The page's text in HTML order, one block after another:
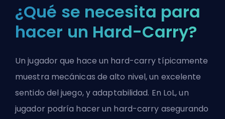
¿Qué se necesita para
hacer un Hard-Carry?
Un jugador que hace un hard-carry típicamente
muestra mecánicas de alto nivel, un excelente
sentido del juego, y adaptabilidad. En LoL, un
jugador podría hacer un hard-carry asegurando